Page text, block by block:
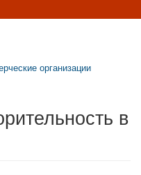
организации
в